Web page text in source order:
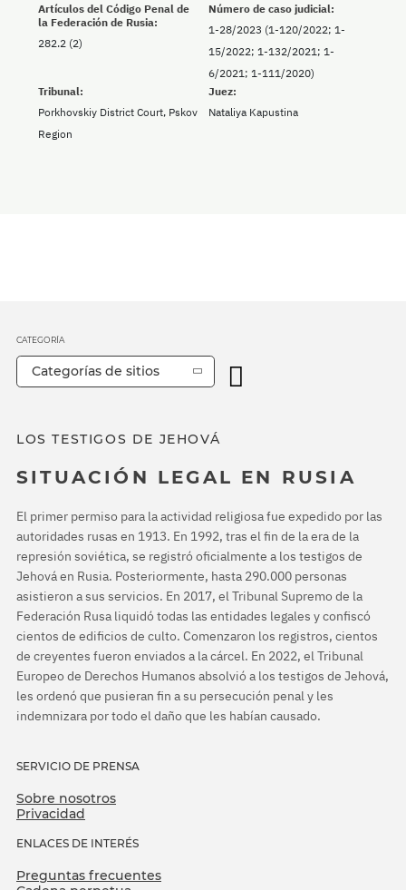
Artículos del Código Penal de
la Federación de Rusia:
282.2 (2)
Número de caso judicial:
1-28/2023 (1-120/2022; 1-
15/2022; 1-132/2021; 1-
6/2021; 1-111/2020)
Tribunal:
Porkhovskiy District Court, Pskov
Region
Juez:
Nataliya Kapustina
LOS TESTIGOS DE JEHOVÁ
SITUACIÓN LEGAL EN RUSIA
El primer permiso para la actividad religiosa fue expedido por las
autoridades rusas en 1913. En 1992, tras el fin de la era de la
represión soviética, se registró oficialmente a los testigos de
Jehová en Rusia. Posteriormente, hasta 290.000 personas
asistieron a sus servicios. En 2017, el Tribunal Supremo de la
Federación Rusa liquidó todas las entidades legales y confiscó
cientos de edificios de culto. Comenzaron los registros, cientos
de creyentes fueron enviados a la cárcel. En 2022, el Tribunal
Europeo de Derechos Humanos absolvió a los testigos de Jehová,
les ordenó que pusieran fin a su persecución penal y les
indemnizara por todo el daño que les habían causado.
SERVICIO DE PRENSA
Sobre nosotros
Privacidad
ENLACES DE INTERÉS
Preguntas frecuentes
CATEGORÍA
Categorías de sitios